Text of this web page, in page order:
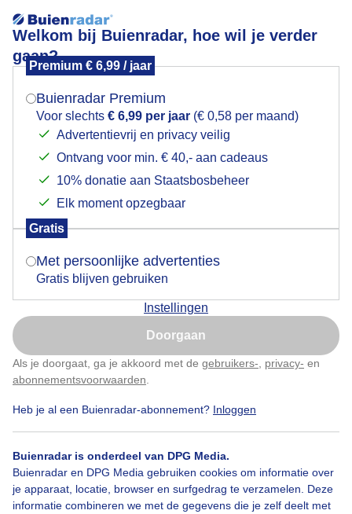
Welkom bij Buienradar, hoe wil je verder
gaan?
Premium € 6,99 / jaar
Buienradar Premium
Voor slechts € 6,99 per jaar (€ 0,58 per maand)
Advertentievrij en privacy veilig
Ontvang voor min. € 40,- aan cadeaus
10% donatie aan Staatsbosbeheer
Elk moment opzegbaar
Gratis
Met persoonlijke advertenties
Gratis blijven gebruiken
Instellingen
Doorgaan
Als je doorgaat, ga je akkoord met de gebruikers- privacy- en
abonnementsvoorwaarden
Heb je al een Buienradar-abonnement? Inloggen
Buienradar is onderdeel van DPG Media.
Buienradar en DPG Media gebruiken cookies om informatie over
je apparaat, locatie, browser en surfgedrag te verzamelen. Deze
informatie combineren we met de gegevens die je zelf deelt met
Aaltjesdagen in Harderwijk.
Door: Erica van Leeuwen-de Bruijn
Gemaakt: 13-06-2026, 32x bekeken
Bekijk slideshow
Mogen we je locatie gebruiken voor het
Indien je hier nog geen akkoord op hebt gegeven,
verschijnt er zo een pop-up uit je browser waarin
Is goed, toon de popup
Nu niet, misschien later
Klik hierom dit aan te passen